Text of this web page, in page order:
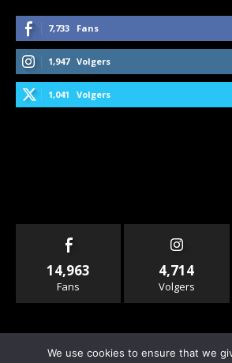
7,733 Fans
1,947 Volgers
1,041 Volgers
14,963
Fans
4,714
Volgers
We use cookies to ensure that we